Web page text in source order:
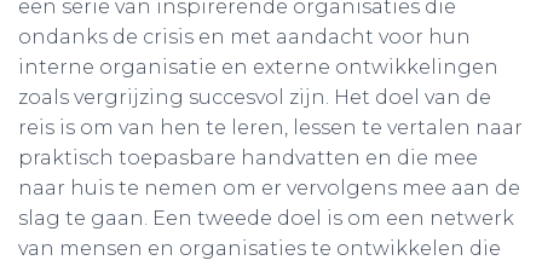
een serie van inspirerende organisaties die
ondanks de crisis en met aandacht voor hun
interne organisatie en externe ontwikkelingen
zoals vergrijzing succesvol zijn. Het doel van de
reis is om van hen te leren, lessen te vertalen naar
praktisch toepasbare handvatten en die mee
naar huis te nemen om er vervolgens mee aan de
slag te gaan. Een tweede doel is om een netwerk
van mensen en organisaties te ontwikkelen die